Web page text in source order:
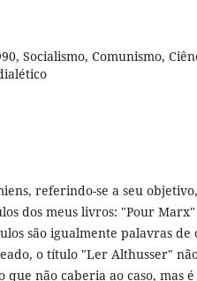
Socialismo, Comunismo,
referindo-se a seu
dos meus livros: "Pour
são igualmente palavras de
o título "Ler Althusser"
não caberia ao caso, mas